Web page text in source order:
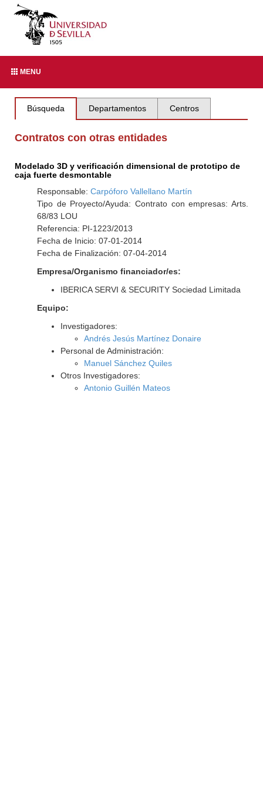
MENU
Búsqueda Departamentos Centros
Contratos con otras entidades
Modelado 3D y verificación dimensional de prototipo de
caja fuerte desmontable
Responsable: Carpóforo Vallellano Martín
Tipo de Proyecto/Ayuda: Contrato con empresas: Arts.
68/83 LOU
Referencia: PI-1223/2013
Fecha de Inicio: 07-01-2014
Fecha de Finalización: 07-04-2014
Empresa/Organismo financiador/es:
IBERICA SERVI & SECURITY Sociedad Limitada
Equipo:
Investigadores:
Andrés Jesús Martínez Donaire
Personal de Administración:
Manuel Sánchez Quiles
Otros Investigadores:
Antonio Guillén Mateos